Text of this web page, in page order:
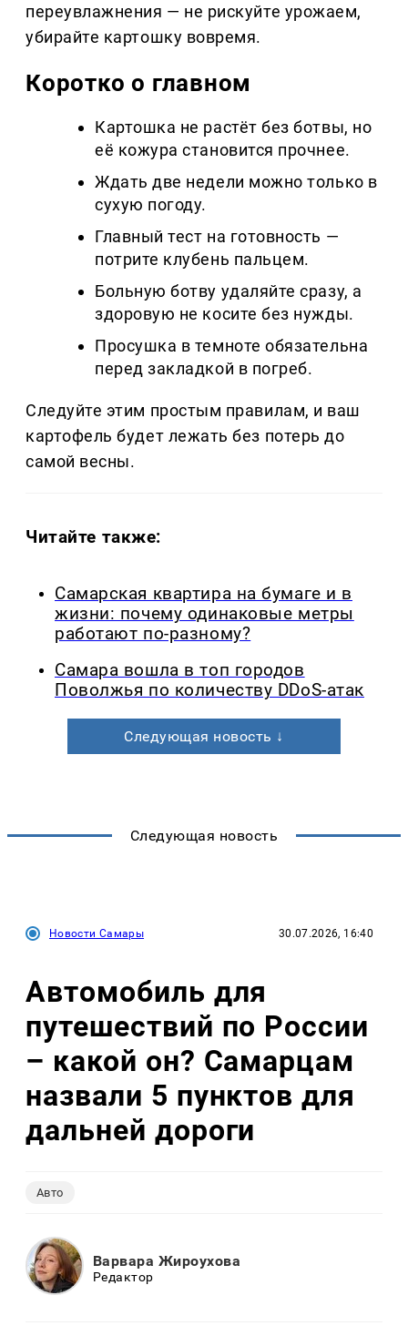
переувлажнения — не рискуйте урожаем,
убирайте картошку вовремя.
Коротко о главном
Картошка не растёт без ботвы, но
её кожура становится прочнее.
Ждать две недели можно только в
сухую погоду.
Главный тест на готовность —
потрите клубень пальцем.
Больную ботву удаляйте сразу, а
здоровую не косите без нужды.
Просушка в темноте обязательна
перед закладкой в погреб.
Следуйте этим простым правилам, и ваш
картофель будет лежать без потерь до
самой весны.
Читайте также:
Самарская квартира на бумаге и в
жизни: почему одинаковые метры
работают по-разному?
Самара вошла в топ городов
Поволжья по количеству DDoS-атак
Следующая новость ↓
Следующая новость
Новости Самары 30.07.2026, 16:40
Автомобиль для
путешествий по России
– какой он? Самарцам
назвали 5 пунктов для
дальней дороги
Авто
Варвара Жироухова
Редактор